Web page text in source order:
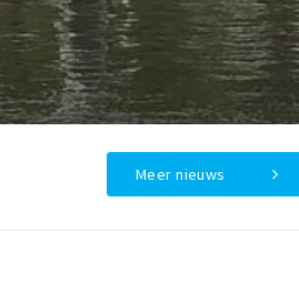
Meer nieuws